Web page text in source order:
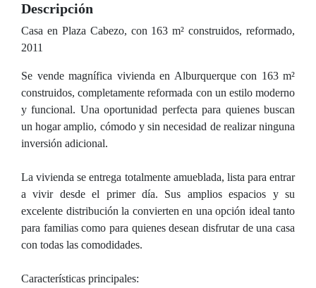
Descripción
Casa en Plaza Cabezo, con 163 m² construidos, reformado,
2011
Se vende magnífica vivienda en Alburquerque con 163 m²
construidos, completamente reformada con un estilo moderno
y funcional. Una oportunidad perfecta para quienes buscan
un hogar amplio, cómodo y sin necesidad de realizar ninguna
inversión adicional.
La vivienda se entrega totalmente amueblada, lista para entrar
a vivir desde el primer día. Sus amplios espacios y su
excelente distribución la convierten en una opción ideal tanto
para familias como para quienes desean disfrutar de una casa
con todas las comodidades.
Características principales: